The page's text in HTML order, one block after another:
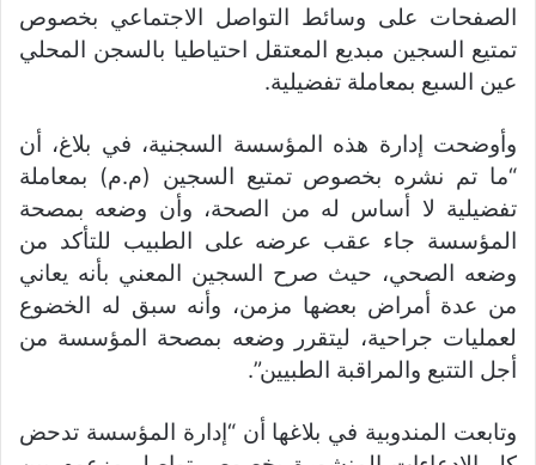
الصفحات على وسائط التواصل الاجتماعي بخصوص
تمتيع السجين مبديع المعتقل احتياطيا بالسجن المحلي
عين السبع بمعاملة تفضيلية.
وأوضحت إدارة هذه المؤسسة السجنية، في بلاغ، أن
“ما تم نشره بخصوص تمتيع السجين (م.م) بمعاملة
تفضيلية لا أساس له من الصحة، وأن وضعه بمصحة
المؤسسة جاء عقب عرضه على الطبيب للتأكد من
وضعه الصحي، حيث صرح السجين المعني بأنه يعاني
من عدة أمراض بعضها مزمن، وأنه سبق له الخضوع
لعمليات جراحية، ليتقرر وضعه بمصحة المؤسسة من
أجل التتبع والمراقبة الطبيين”.
وتابعت المندوبية في بلاغها أن “إدارة المؤسسة تدحض